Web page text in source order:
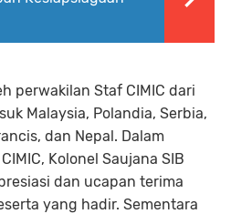
perwakilan Staf CIMIC dari
Malaysia, Polandia, Serbia,
dan Nepal. Dalam
Kolonel Saujana SIB
dan ucapan terima
yang hadir. Sementara